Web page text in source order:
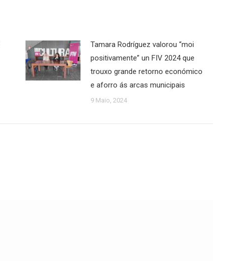
Tamara Rodríguez valorou “moi
positivamente” un FIV 2024 que
trouxo grande retorno económico
e aforro ás arcas municipais
9 Maio, 2024